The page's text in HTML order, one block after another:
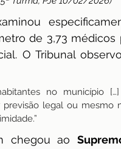
de 3,73
O Tribunal
no município
legal ou mesmo
chegou ao